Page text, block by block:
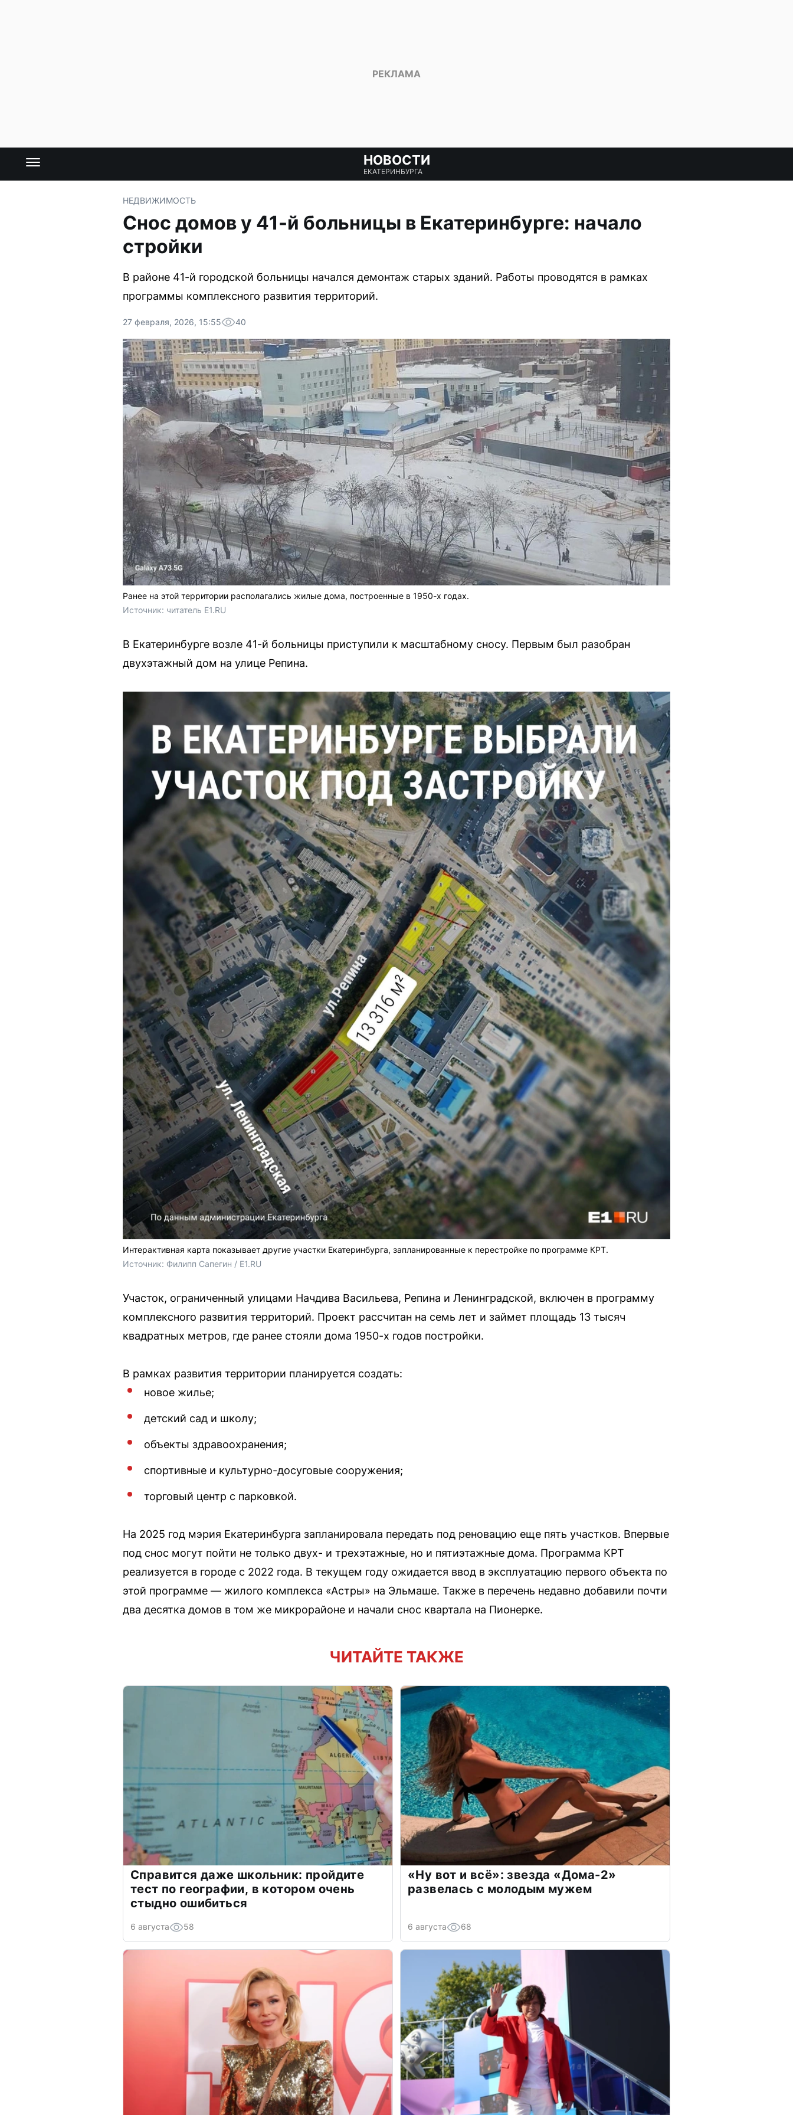
НОВОСТИ
ЕКАТЕРИНБУРГА
НЕДВИЖИМОСТЬ
Снос домов у 41-й больницы в Екатеринбурге: начало
стройки
В районе 41-й городской больницы начался демонтаж старых зданий. Работы проводятся в рамках
программы комплексного развития территорий.
27 февраля, 2026, 15:55 40
Ранее на этой территории располагались жилые дома, построенные в 1950-х годах.
Источник: читатель E1.RU
В Екатеринбурге возле 41-й больницы приступили к масштабному сносу. Первым был разобран
двухэтажный дом на улице Репина.
Интерактивная карта показывает другие участки Екатеринбурга, запланированные к перестройке по программе КРТ.
Источник: Филипп Сапегин / E1.RU
Участок, ограниченный улицами Начдива Васильева, Репина и Ленинградской, включен в программу
комплексного развития территорий. Проект рассчитан на семь лет и займет площадь 13 тысяч
квадратных метров, где ранее стояли дома 1950-х годов постройки.
В рамках развития территории планируется создать:
новое жилье;
детский сад и школу;
объекты здравоохранения;
спортивные и культурно-досуговые сооружения;
торговый центр с парковкой.
На 2025 год мэрия Екатеринбурга запланировала передать под реновацию еще пять участков. Впервые
под снос могут пойти не только двух- и трехэтажные, но и пятиэтажные дома. Программа КРТ
реализуется в городе с 2022 года. В текущем году ожидается ввод в эксплуатацию первого объекта по
этой программе — жилого комплекса «Астры» на Эльмаше. Также в перечень недавно добавили почти
два десятка домов в том же микрорайоне и начали снос квартала на Пионерке.
ЧИТАЙТЕ ТАКЖЕ
Справится даже школьник: пройдите
тест по географии, в котором очень
стыдно ошибиться
6 августа 58
«Ну вот и всё»: звезда «Дома-2»
развелась с молодым мужем
6 августа 68